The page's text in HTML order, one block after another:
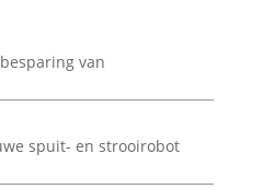
van
spuit- en strooirobot